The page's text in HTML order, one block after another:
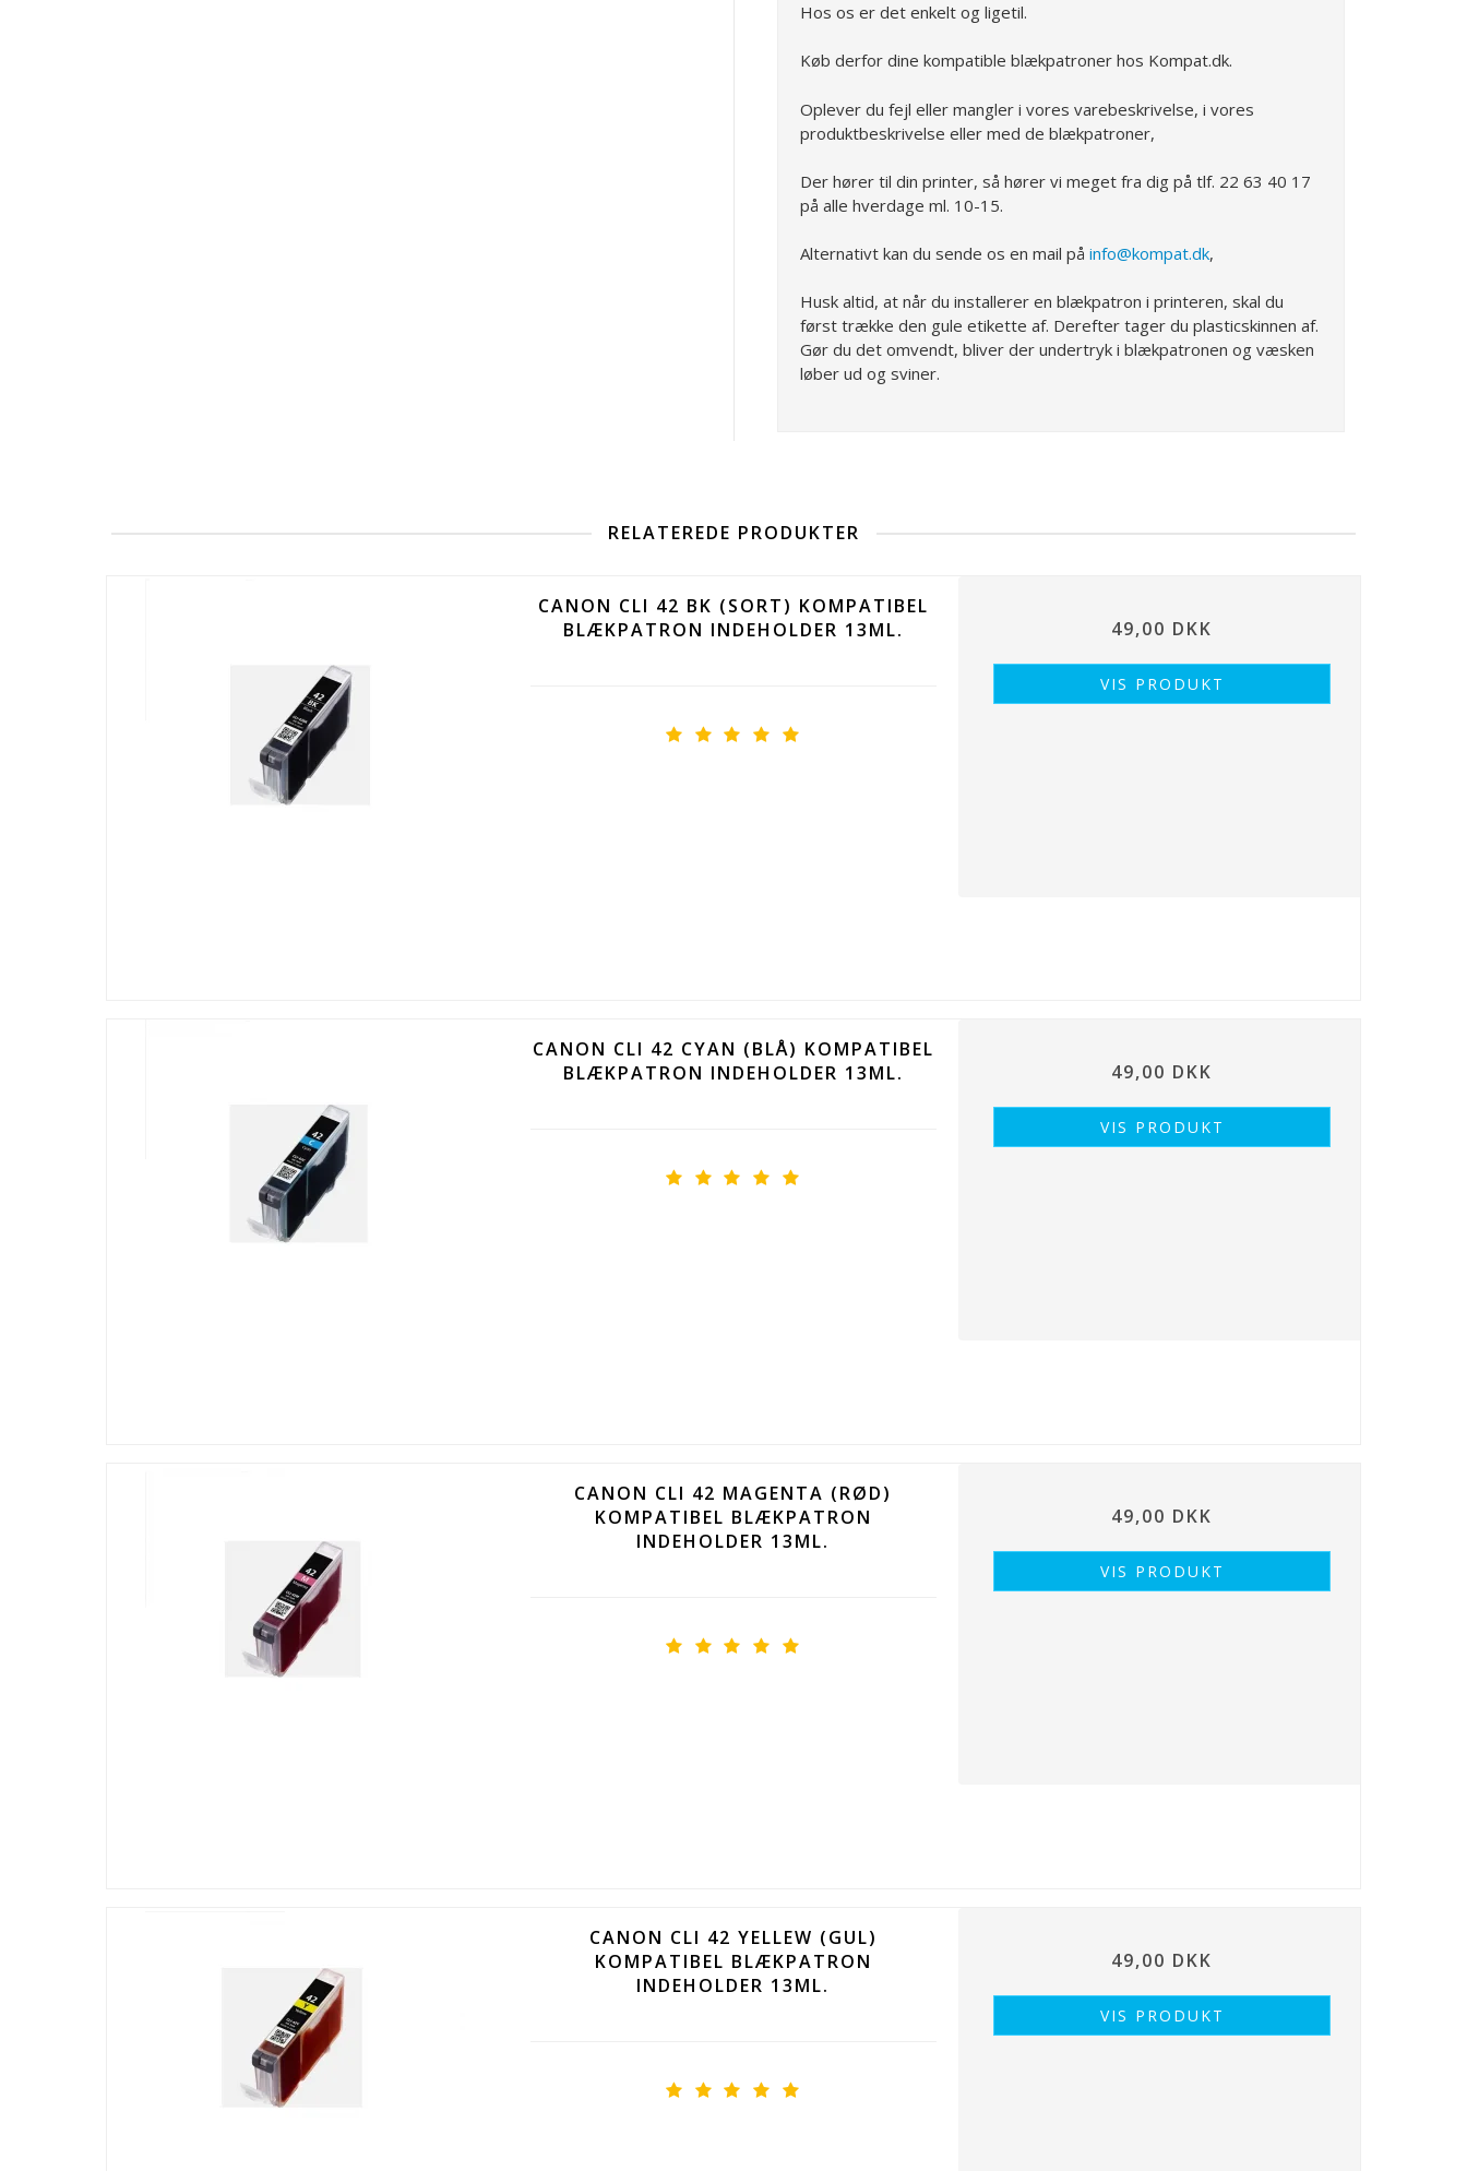
Hos os er det enkelt og ligetil.
Køb derfor dine kompatible blækpatroner hos Kompat.dk.
Oplever du fejl eller mangler i vores varebeskrivelse, i vores
produktbeskrivelse eller med de blækpatroner,
Der hører til din printer, så hører vi meget fra dig på tlf. 22 63 40 17
på alle hverdage ml. 10-15.
Alternativt kan du sende os en mail på info@kompat.dk,
Husk altid, at når du installerer en blækpatron i printeren, skal du
først trække den gule etikette af. Derefter tager du plasticskinnen af.
Gør du det omvendt, bliver der undertryk i blækpatronen og væsken
løber ud og sviner.
RELATEREDE PRODUKTER
CANON CLI 42 BK (SORT) KOMPATIBEL
BLÆKPATRON INDEHOLDER 13ML.
49,00 DKK
VIS PRODUKT
CANON CLI 42 CYAN (BLÅ) KOMPATIBEL
BLÆKPATRON INDEHOLDER 13ML.
49,00 DKK
VIS PRODUKT
CANON CLI 42 MAGENTA (RØD)
KOMPATIBEL BLÆKPATRON
INDEHOLDER 13ML.
49,00 DKK
VIS PRODUKT
CANON CLI 42 YELLEW (GUL)
KOMPATIBEL BLÆKPATRON
INDEHOLDER 13ML.
49,00 DKK
VIS PRODUKT